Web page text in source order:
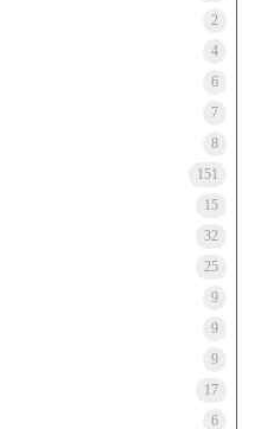
2
4
6
7
8
151
15
32
25
9
9
9
17
6